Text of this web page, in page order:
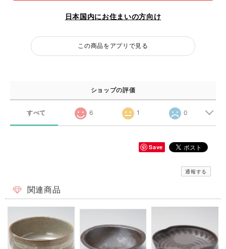
日本国内にお住まいの方向け
この商品をアプリで見る
ショップの評価
すべて 6 1 0
Save
通報する
関連商品